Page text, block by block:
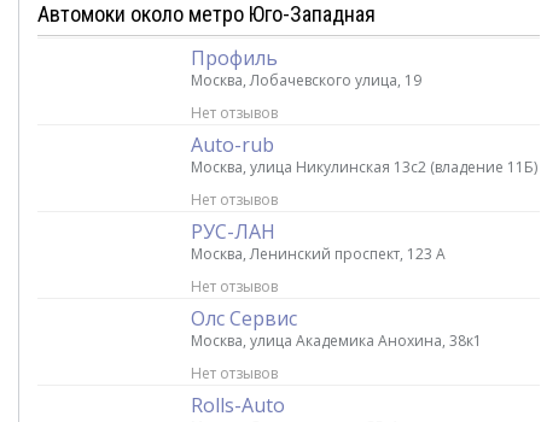
Автомоки около метро Юго-Западная
Профиль
Москва, Лобачевского улица, 19
Нет отзывов
Auto-rub
Москва, улица Никулинская 13с2 (владение 11Б)
Нет отзывов
РУС-ЛАН
Москва, Ленинский проспект, 123 А
Нет отзывов
Олс Сервис
Москва, улица Академика Анохина, 38к1
Нет отзывов
Rolls-Auto